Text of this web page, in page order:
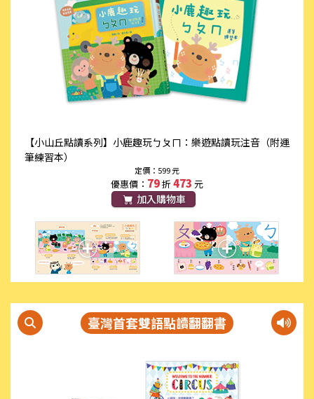
【小山丘點讀系列】小鹿趣玩ㄅㄆㄇ：樂遊點讀玩注音（附運
筆練習本）
定價：599 元
優惠價： 79折473 元
加入購物車
臺灣首套雙語點讀翻翻書